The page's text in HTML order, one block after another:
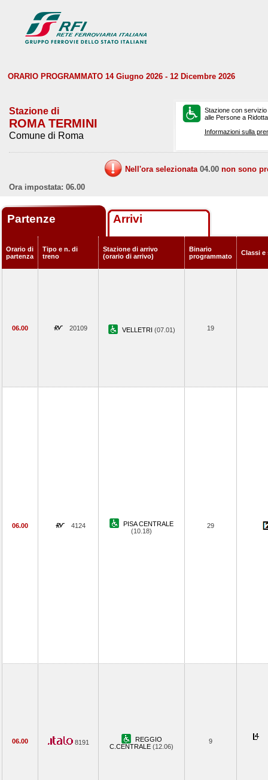
ORARIO PROGRAMMATO 14 Giugno 2026 - 12 Dicembre 2026
Stazione di
ROMA TERMINI
Comune di Roma
Stazione con
alle Persone a
Informazioni sulla
Nell'ora selezionata 04.00 non sono
Ora impostata: 06.00
Partenze Arrivi
Orario di
partenza
Tipo e n. di
treno
Stazione di arrivo
(orario di arrivo)
Binario
programmato
Classi e
06.00 20109 VELLETRI (07.01) 19
06.00 4124
PISA CENTRALE
(10.18)
29
06.00 8191
REGGIO
C.CENTRALE (12.06)
9